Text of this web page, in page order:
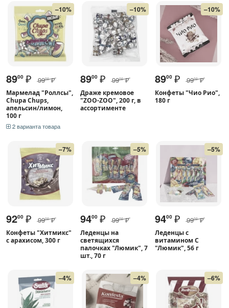
–10%
8900 ₽ 9900 ₽
Мармелад "Роллсы",
Chupa Chups,
апельсин/лимон,
100 г
2 варианта товара
–10%
8900 ₽ 9900 ₽
Драже кремовое
"ZOO-ZOO", 200 г, в
ассортименте
–10%
8900 ₽ 9900 ₽
Конфеты "Чио Рио",
180 г
–7%
9200 ₽ 9900 ₽
Конфеты "Хитмикс"
с арахисом, 300 г
–5%
9400 ₽ 9900 ₽
Леденцы на
светящихся
палочках "Люмик", 7
шт., 70 г
–5%
9400 ₽ 9900 ₽
Леденцы с
витамином С
"Люмик", 56 г
–4% –4% –6%